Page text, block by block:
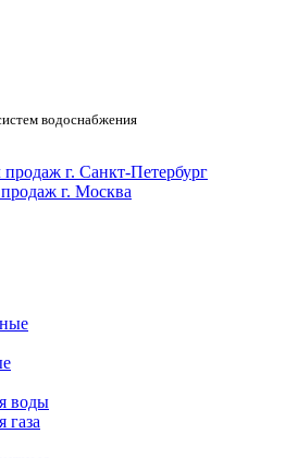
водоснабжения
продаж г. Санкт-Петербург
г. Москва
воды
газа